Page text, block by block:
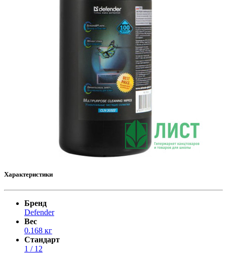
Характеристики
Бренд
Defender
Вес
0.168 кг
Стандарт
1 / 12